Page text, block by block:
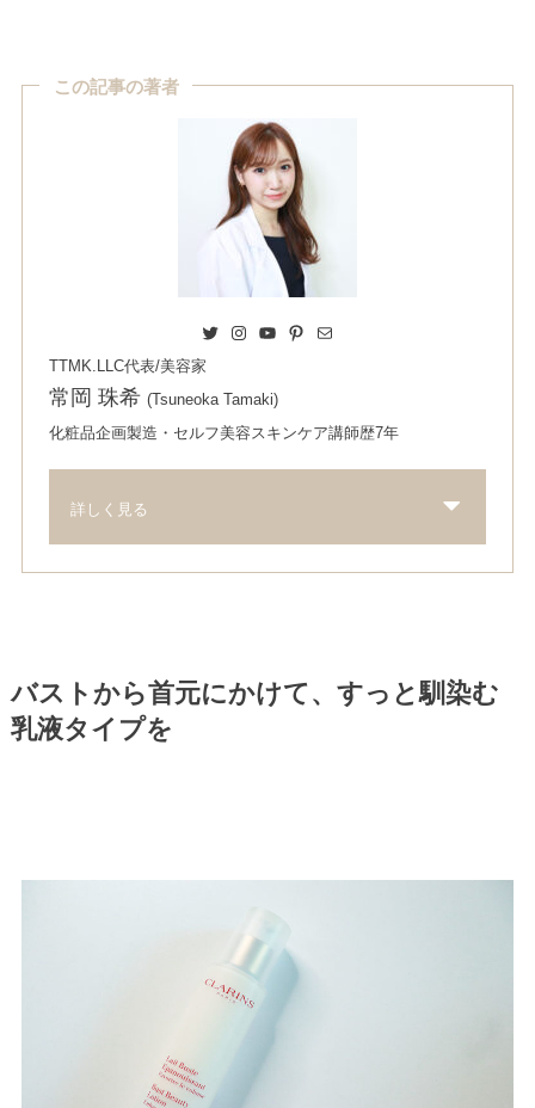
この記事の著者
Twitter Instagram YouTube Pinterest Mail
TTMK.LLC代表/美容家
常岡 珠希(Tsuneoka Tamaki)
化粧品企画製造・セルフ美容スキンケア講師歴7年
詳しく見る
バストから首元にかけて、すっと馴染む
乳液タイプを